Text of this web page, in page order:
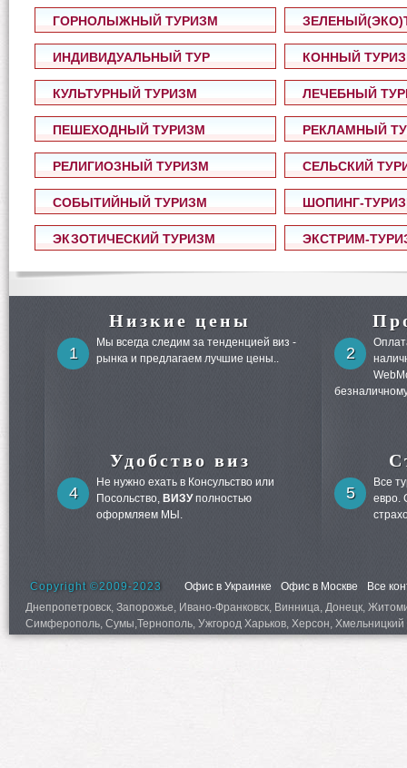
ГОРНОЛЫЖНЫЙ ТУРИЗМ
ИНДИВИДУАЛЬНЫЙ ТУР КОННЫЙ
КУЛЬТУРНЫЙ ТУРИЗМ ЛЕЧЕБНЫЙ
ПЕШЕХОДНЫЙ ТУРИЗМ РЕКЛАМНЫЙ
РЕЛИГИОЗНЫЙ ТУРИЗМ СЕЛЬСКИЙ
СОБЫТИЙНЫЙ ТУРИЗМ ШОПИНГ-
ЭКЗОТИЧЕСКИЙ ТУРИЗМ ЭКСТРИМ-
Низкие цены
1
Мы всегда следим за тенденцией виз -
рынка и предлагаем лучшие цены..
2
Удобство виз
4
Не нужно ехать в Консульство или
Посольство, ВИЗУполностью
оформляем МЫ.
5
Все
евро.
Copyright ©2009-2023 Офис в Украинке Офис в Москве
Все
Днепропетровск, Запорожье, Ивано-Франковск, Винница, Донецк,
Симферополь, Сумы,Тернополь, Ужгород Харьков, Херсон,